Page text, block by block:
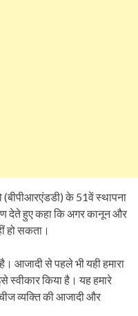
(बीपीआरएंडडी) के 51वें स्थापना
देते हुए कहा कि अगर कानून और
हो सकता।
आजादी से पहले भी यही हमारा
स्वीकार किया है। यह हमारे
व्यक्ति की आजादी और